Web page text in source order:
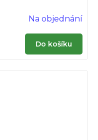
Na objednání
Do košíku